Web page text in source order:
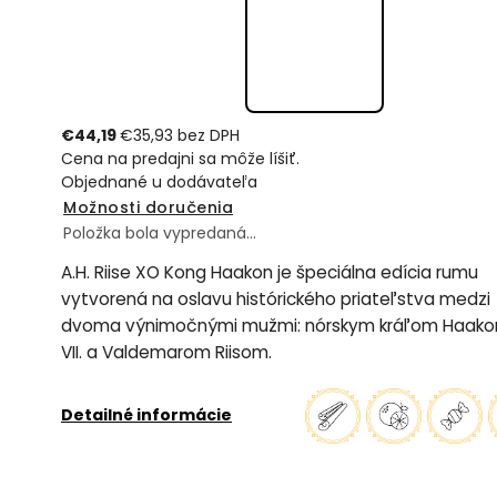
€44,19€35,93 bez DPH
Cena na predajni sa môže líšiť.
Objednané u dodávateľa
Možnosti doručenia
Položka bola vypredaná…
A.H. Riise XO Kong Haakon je špeciálna edícia rumu
vytvorená na oslavu histórického priateľstva medzi
dvoma výnimočnými mužmi: nórskym kráľom
VII. a Valdemarom Riisom.
Detailné informácie